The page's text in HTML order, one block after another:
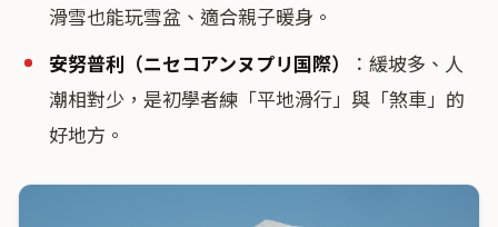
滑雪也能玩雪盆、適合親子暖身。
安努普利（ニセコアンヌプリ国際）
：緩坡多、人
潮相對少，是初學者練「平地滑行」與「煞車」的
好地方。